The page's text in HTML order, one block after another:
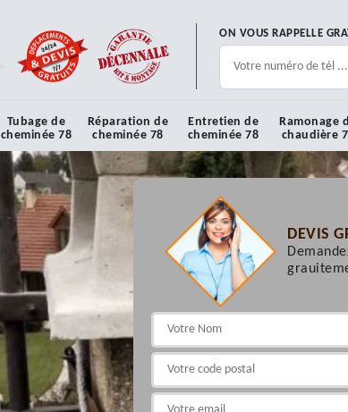
ON VOUS RAPPELLE
Tubage de
cheminée 78
Réparation de
cheminée 78
Entretien de
cheminée 78
Ramonage
chaudière
DEVIS